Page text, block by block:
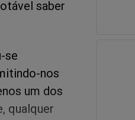
saber
se
nos
um dos
qualquer